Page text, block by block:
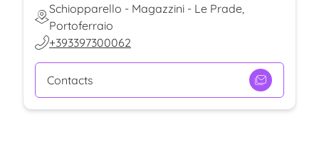
Schiopparello - Magazzini - Le Prade,
Portoferraio
+393397300062
Contacts